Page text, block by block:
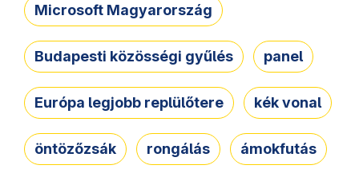
Microsoft Magyarország
Budapesti közösségi gyűlés panel
Európa legjobb replülőtere kék vonal
öntözőzsák rongálás ámokfutás